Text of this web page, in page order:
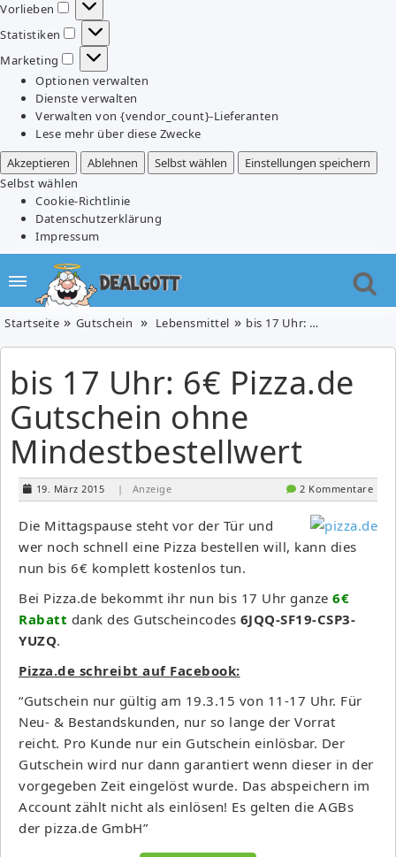
Vorlieben
Vorlieben
Statistiken
Statistiken
Marketing
Marketing
Optionen verwalten
Dienste verwalten
Verwalten von {vendor_count}-Lieferanten
Lese mehr über diese Zwecke
Akzeptieren
Ablehnen Selbst wählen
Einstellungen speichern
Selbst wählen
Cookie-Richtlinie
Datenschutzerklärung
Impressum
Startseite Gutschein Lebensmittel bis 17 Uhr: 6€ Pizza.de Gutschein ohne Mindestbestellwert
bis 17 Uhr: 6€ Pizza.de
Gutschein ohne
Mindestbestellwert
19. März 2015 | Anzeige 2 Kommentare
Die Mittagspause steht vor der Tür und
wer noch schnell eine Pizza bestellen will, kann dies
nun bis 6€ komplett kostenlos tun.
Bei Pizza.de bekommt ihr nun bis 17 Uhr ganze 6€
Rabatt dank des Gutscheincodes 6JQQ-SF19-CSP3-
YUZQ.
Pizza.de schreibt auf Facebook:
“Gutschein nur gültig am 19.3.15 von 11-17 Uhr. Für
Neu- & Bestandskunden, nur so lange der Vorrat
reicht. Pro Kunde nur ein Gutschein einlösbar. Der
Gutschein wird nur dann garantiert wenn dieser in der
vorgegeben Zeit eingelöst wurde. Das abspeichern im
Account zählt nicht als einlösen! Es gelten die AGBs
der pizza.de GmbH”